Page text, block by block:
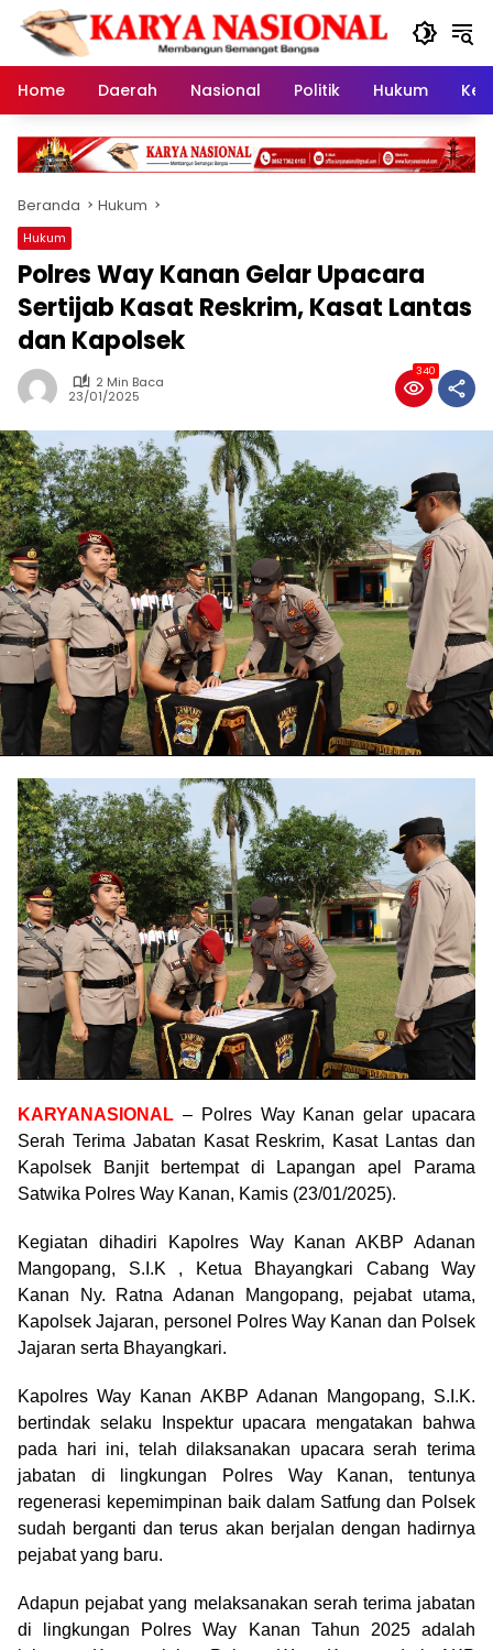
Langsung
konten
Home
Daerah Nasional Politik Hukum
Beranda Hukum
Hukum
Polres Way Kanan Gelar Upacara
Sertijab Kasat Reskrim, Kasat Lantas
dan Kapolsek
2 Min Baca
23/01/2025
340
KARYANASIONAL – Polres Way Kanan gelar upacara
Serah Terima Jabatan Kasat Reskrim, Kasat Lantas dan
Kapolsek Banjit bertempat di Lapangan apel Parama
Satwika Polres Way Kanan, Kamis (23/01/2025).
Kegiatan dihadiri Kapolres Way Kanan AKBP Adanan
Mangopang, S.I.K , Ketua Bhayangkari Cabang Way
Kanan Ny. Ratna Adanan Mangopang, pejabat utama,
Kapolsek Jajaran, personel Polres Way Kanan dan Polsek
Jajaran serta Bhayangkari.
Kapolres Way Kanan AKBP Adanan Mangopang, S.I.K.
bertindak selaku Inspektur upacara mengatakan bahwa
pada hari ini, telah dilaksanakan upacara serah terima
jabatan di lingkungan Polres Way Kanan, tentunya
regenerasi kepemimpinan baik dalam Satfung dan Polsek
sudah berganti dan terus akan berjalan dengan hadirnya
pejabat yang baru.
Adapun pejabat yang melaksanakan serah terima jabatan
di lingkungan Polres Way Kanan Tahun 2025 adalah